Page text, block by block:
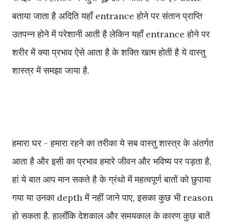
बताया जाता है अदिति यहाँ entrance होने पर संतान प्राप्ति
उतपन्न होने में परेशानी आती है लेकिन यहाँ entrance होने पर
शरीर में क्या प्रभाव ऐसे आता है के शक्ति खत्म होती है ये वास्तु
शास्त्र में समझा जाया है.
हमारा घर - हमारा रहने का तरीका ये सब वास्तु शास्त्र के अंतर्गत
आता है और इसी का प्रभाव हमारे जीवन और भविष्य पर पड़ता है,
हां ये बात आप मान सकते है के ग्रंथो में महत्वपूर्ण बातों को छुपाया
गया या उनका depth में नहीं जाने पाए, इसका कुछ भी reason
हो सकता है. हालाँकि देशकाल और समयकाल के कारण कुछ बातें